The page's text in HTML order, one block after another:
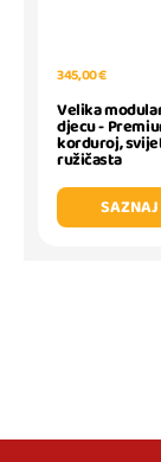
345,00 €
Velika
djecu -
korduroj,
ružičasta